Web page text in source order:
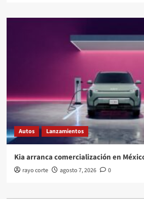
Autos Lanzamientos
Kia arranca comercialización en
rayo corte agosto 7, 2026 0